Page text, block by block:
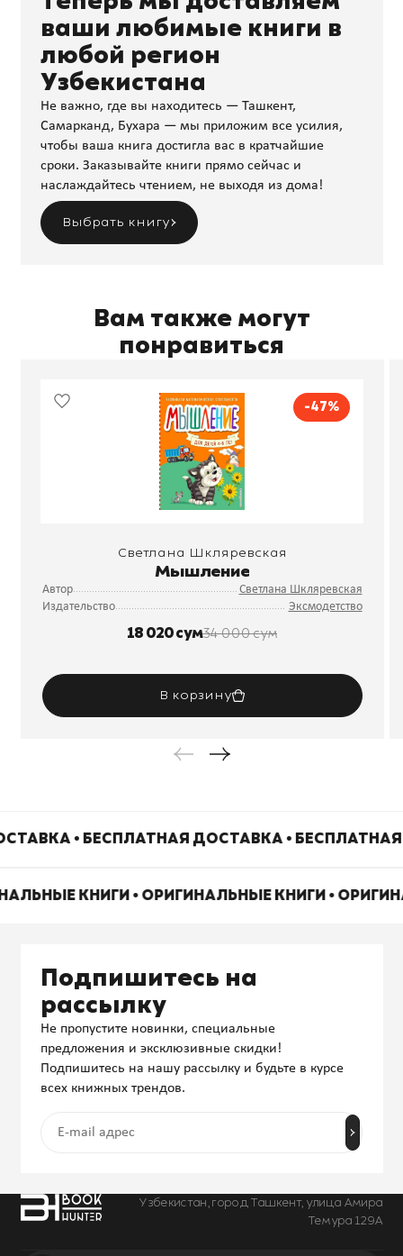
ваши любимые книги в
любой регион
Узбекистана
Не важно, где вы находитесь — Ташкент,
Самарканд, Бухара — мы приложим все усилия,
чтобы ваша книга достигла вас в кратчайшие
сроки. Заказывайте книги прямо сейчас и
наслаждайтесь чтением, не выходя из дома!
Выбрать книгу
Вам также могут
понравиться
-47%
Светлана Шкляревская
Мышление
Автор
Светлана Шкляревская
Издательство
Эксмодетство
18 020 сум34 000 сум
В корзину
• БЕСПЛАТНАЯ ДОСТАВКА •
КНИГИ • ОРИГИНАЛЬНЫЕ КНИГИ •
Узбекистан, город Ташкент, улица Амира
Темура 129А
Подпишитесь на
рассылку
Не пропустите новинки, специальные
предложения и эксклюзивные скидки!
Подпишитесь на нашу рассылку и будьте в курсе
всех книжных трендов.